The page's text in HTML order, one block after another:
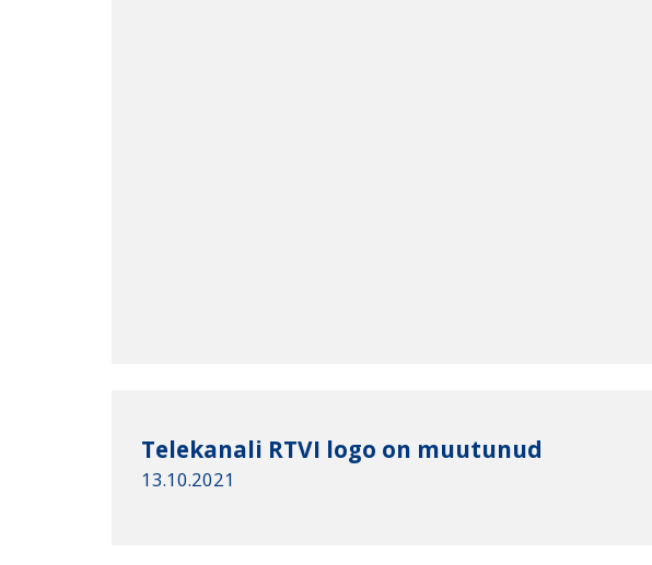
Telekanali RTVI logo on muutunud
13.10.2021